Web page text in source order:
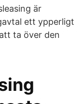
är
ett ypperligt
ta över den